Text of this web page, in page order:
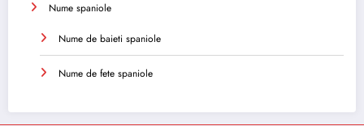
Nume spaniole
Nume de baieti spaniole
Nume de fete spaniole